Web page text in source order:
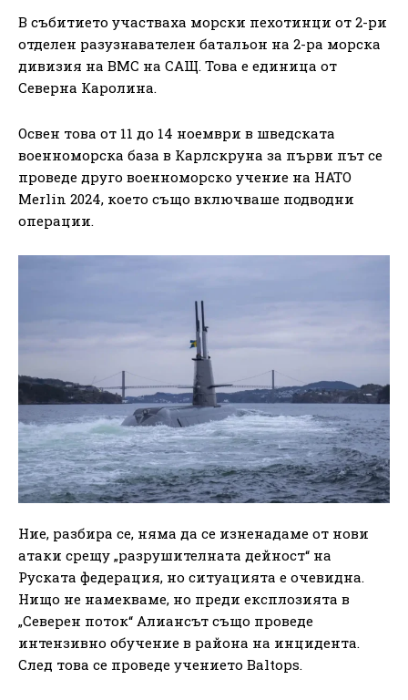
В събитието участваха морски пехотинци от 2-ри
отделен разузнавателен батальон на 2-ра морска
дивизия на ВМС на САЩ. Това е единица от
Северна Каролина.
Освен това от 11 до 14 ноември в шведската
военноморска база в Карлскруна за първи път се
проведе друго военноморско учение на НАТО
Merlin 2024, което също включваше подводни
операции.
Ние, разбира се, няма да се изненадаме от нови
атаки срещу „разрушителната дейност“ на
Руската федерация, но ситуацията е очевидна.
Нищо не намекваме, но преди експлозията в
„Северен поток“ Алиансът също проведе
интензивно обучение в района на инцидента.
След това се проведе учението Baltops.